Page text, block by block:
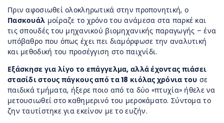
Πριν αφοσιωθεί ολοκληρωτικά στην προπονητική, ο
Πασκουάλ μοίραζε το χρόνο του ανάμεσα στα παρκέ και
τις σπουδές του μηχανικού βιομηχανικής παραγωγής – ένα
υπόβαθρο που όπως έχει πει διαμόρφωσε την αναλυτική
και μεθοδική του προσέγγιση στο παιχνίδι.
Εξάσκησε για λίγο το επάγγελμα, αλλά έχοντας πιάσει
στασίδι στους πάγκους από τα 18 κιόλας χρόνια του σε
παιδικά τμήματα, ήξερε ποιο από τα δύο «πτυχία» ήθελε να
μετουσιωθεί στο καθημερινό του μεροκάματο. Σύντομα το
ζην ταυτίστηκε για εκείνον με το ευζήν.